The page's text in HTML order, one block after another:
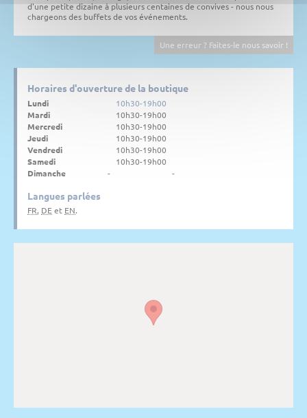
d'une petite dizaine à plusieurs centaines de convives - nous nous
chargeons des buffets de vos événements.
Une erreur ? Faites-le nous savoir !
Horaires d'ouverture de la boutique
Lundi
10h30-19h00
Mardi
10h30-19h00
Mercredi
10h30-19h00
Jeudi
10h30-19h00
Vendredi
10h30-19h00
Samedi
10h30-19h00
Dimanche
- -
Langues parlées
FR, DE et EN.